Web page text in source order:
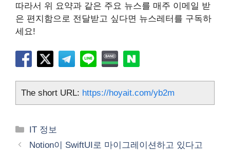
따라서 위 요약과 같은 주요 뉴스를 매주 이메일 받
은 편지함으로 전달받고 싶다면 뉴스레터를 구독하
세요!
The short URL: https://hoyait.com/yb2m
카
테
IT 정보
Notion이 SwiftUI로 마이그레이션하고 있다고